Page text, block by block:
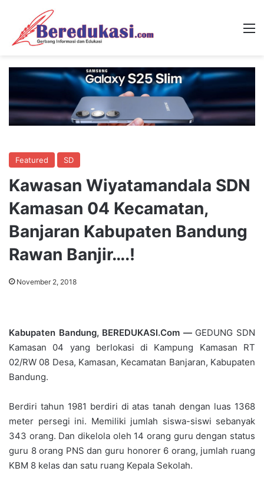
Featured SD
Kawasan Wiyatamandala SDN
Kamasan 04 Kecamatan,
Banjaran Kabupaten Bandung
Rawan Banjir….!
November 2, 2018
Kabupaten Bandung, BEREDUKASI.Com —GEDUNG SDN
Kamasan 04 yang berlokasi di Kampung Kamasan RT
02/RW 08 Desa, Kamasan, Kecamatan Banjaran, Kabupaten
Bandung.
Berdiri tahun 1981 berdiri di atas tanah dengan luas 1368
meter persegi ini. Memiliki jumlah siswa-siswi sebanyak
343 orang. Dan dikelola oleh 14 orang guru dengan status
guru 8 orang PNS dan guru honorer 6 orang, jumlah ruang
KBM 8 kelas dan satu ruang Kepala Sekolah.